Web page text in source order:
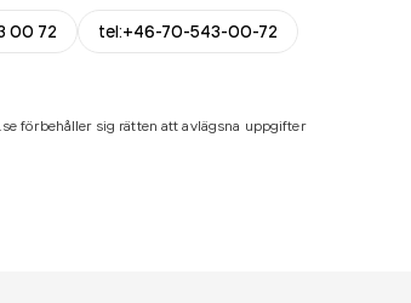
00 72
tel:+46-70-543-00-72
förbehåller sig rätten att avlägsna uppgifter